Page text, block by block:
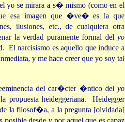
se mirara a s� mismo (como en el
esa imagen que �ve� es la que
ilusiones, etc., de cualquiera otra
la verdad puramente formal del yo
El narcisismo es aquello que induce a
y me hace creer que yo soy tal
del car�cter �ntico del yo
propuesta heideggeriana. Heidegger
la filosof�a, a la pregunta [olvidada]
desde y por aquel que es capaz